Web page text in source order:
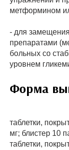
метформином
- для
препаратами
больных со
уровнем
Форма
таблетки,
мг; блистер 10
таблетки,